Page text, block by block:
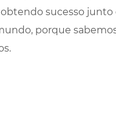
sucesso
porque